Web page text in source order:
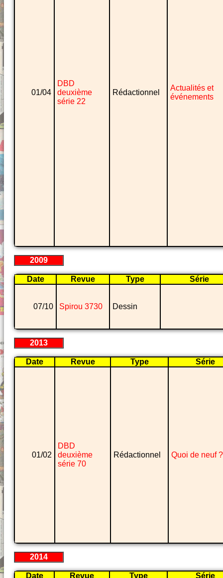
01/04
DBD
deuxième
série 22
Rédactionnel
Actualités et
événements
2009
Date Revue Type Série
07/10 Spirou 3730 Dessin
2013
Date Revue Type Série
01/02
DBD
deuxième
série 70
Rédactionnel Quoi de neuf ?
2014
Date Revue Type Série